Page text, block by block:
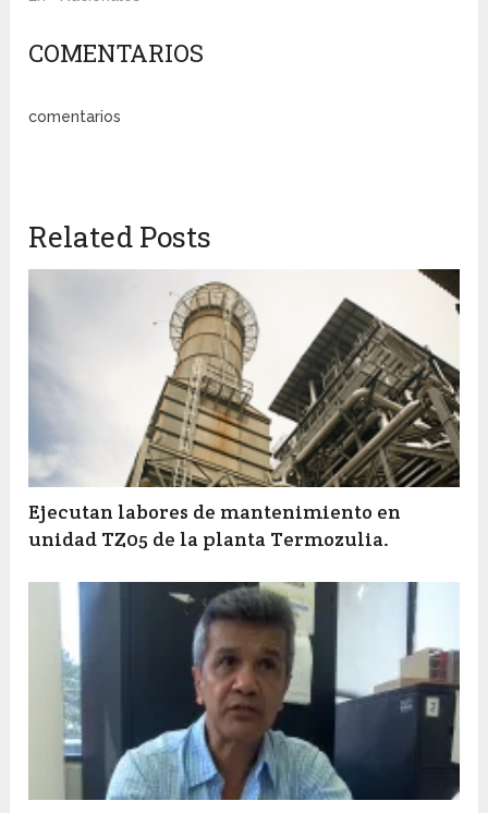
COMENTARIOS
comentarios
Related Posts
Ejecutan labores de mantenimiento en
unidad TZ05 de la planta Termozulia.